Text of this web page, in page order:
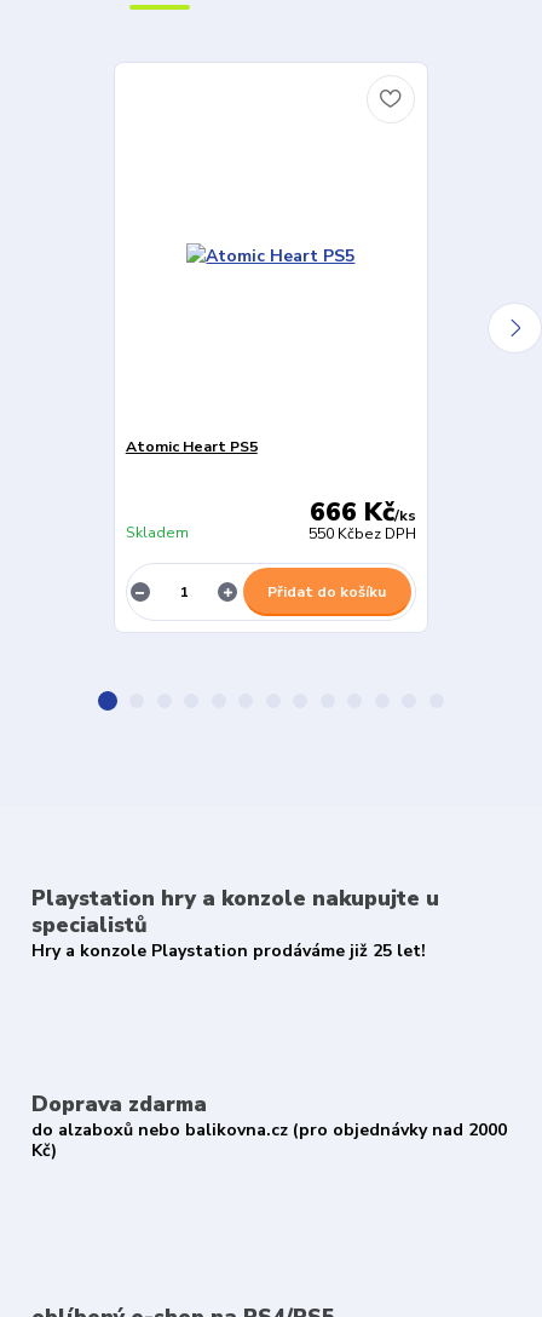
Atomic Heart PS5
666 Kč/ks
550 Kčbez DPH
Skladem
Přidat do košíku
Playstation hry a konzole nakupujte u
specialistů
Hry a konzole Playstation prodáváme již 25 let!
Doprava zdarma
do alzaboxů nebo balikovna.cz (pro objednávky nad 2000
Kč)